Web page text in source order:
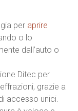
per aprire
o lo
dall’auto o
Ditec per
grazie a
accesso unici.